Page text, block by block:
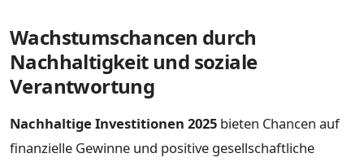
Wachstumschancen durch
Nachhaltigkeit und soziale
Verantwortung
Nachhaltige Investitionen 2025 bieten Chancen auf
finanzielle Gewinne und positive gesellschaftliche